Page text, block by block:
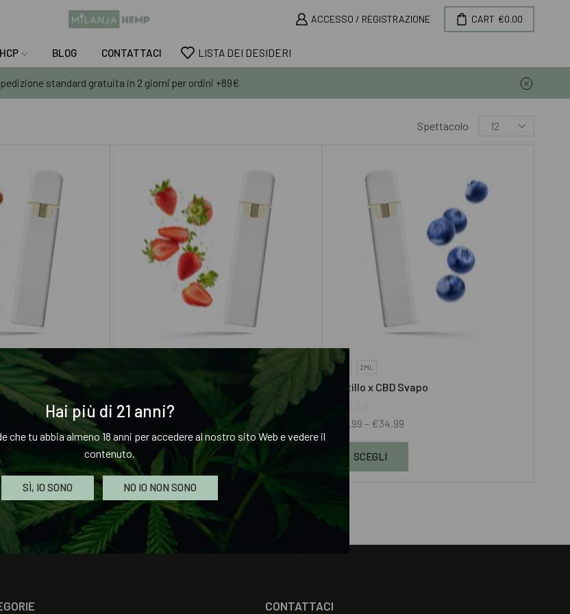
Hai più di 21 anni?
che tu abbia almeno 18 anni per accedere al nostro sito Web e vedere il
contenuto.
SÌ, IO SONO NO IO NON SONO
ACCESSO / REGISTRAZIONE CART €0.00
BLOG CONTATTACI LISTA DEI DESIDERI
standard gratuita in 2 giorni per ordini +89€
Spettacolo
Svapo Fragola x CBD Svapo
SCEGLI
2ML
Mirtillo x CBD Svapo
19.99 – €34.99
SCEGLI
CONTATTACI